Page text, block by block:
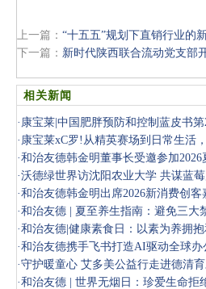
上一篇： “十五五”规划下直销行业的
下一篇： 新时代陕西联合流动党支部
相关新闻
· 康宝莱|中国肥胖预防和控制蓝皮书
· 康宝莱xC罗!从精英赛场到日常生活
·和治友德韩金明董事长受邀参加
强总理工商
·沃德绿世界访沈阳农业大学 共谋蓝
·和治友德韩金明出席2026新消费创客
·和治友德 | 夏至养生指南：避免三大
·和治友德|健康素食日：以素为养拥
·和治友德携手飞书打造AI驱动全球办
·守护暖童心 艾多美公益行走进德清
·和治友德 | 世界无烟日：珍爱生命拒